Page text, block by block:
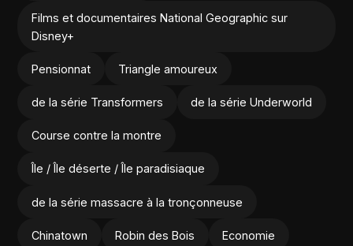
Films et documentaires National Geographic sur
Disney+
Pensionnat Triangle amoureux
de la série Transformers de la série Underworld
Course contre la montre
Île / Île déserte / Île paradisiaque
de la série massacre à la tronçonneuse
Chinatown Robin des Bois Economie